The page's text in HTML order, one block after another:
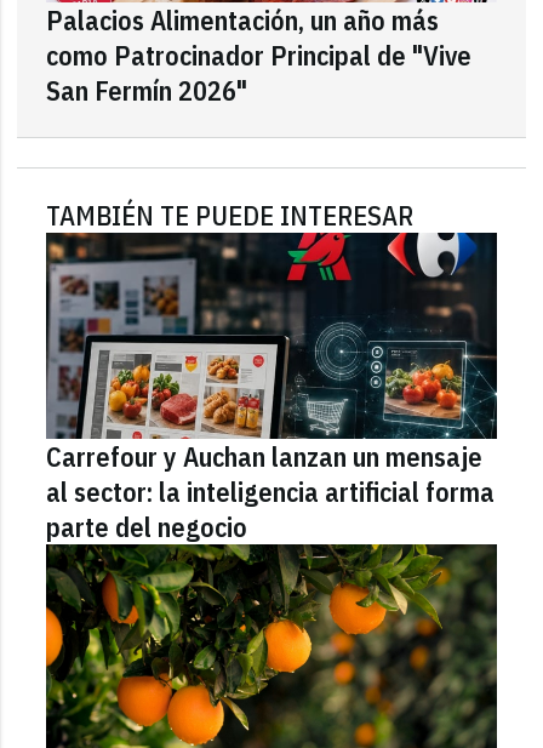
Palacios Alimentación, un año más
como Patrocinador Principal de "Vive
San Fermín 2026"
TAMBIÉN TE PUEDE INTERESAR
Carrefour y Auchan lanzan un mensaje
al sector: la inteligencia artificial forma
parte del negocio